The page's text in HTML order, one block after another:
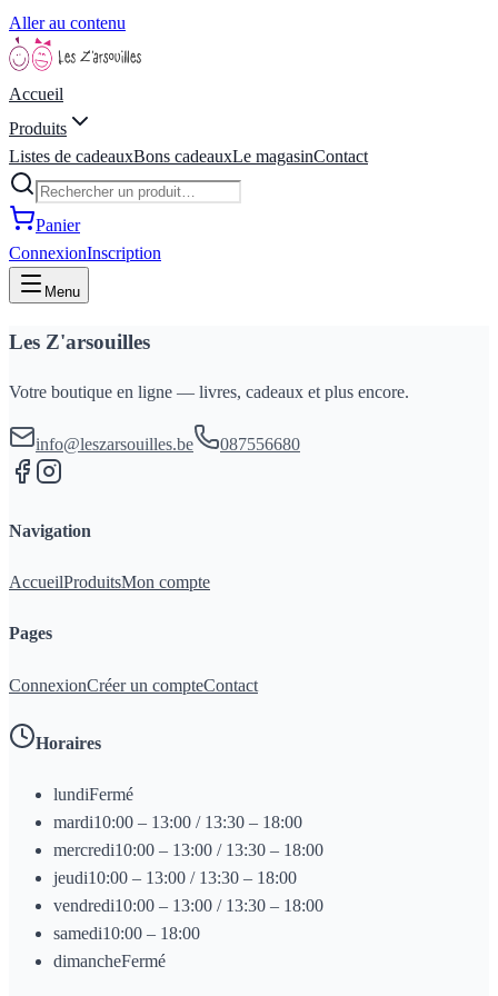
Aller au contenu
Accueil
Produits
Listes de cadeauxBons cadeauxLe magasinContact
Panier
ConnexionInscription
Menu
Les Z'arsouilles
Votre boutique en ligne — livres, cadeaux et plus encore.
info@leszarsouilles.be 087556680
Navigation
AccueilProduitsMon compte
Pages
ConnexionCréer un compteContact
Horaires
lundiFermé
mardi10:00 – 13:00 / 13:30 – 18:00
mercredi10:00 – 13:00 / 13:30 – 18:00
jeudi10:00 – 13:00 / 13:30 – 18:00
vendredi10:00 – 13:00 / 13:30 – 18:00
samedi10:00 – 18:00
dimancheFermé